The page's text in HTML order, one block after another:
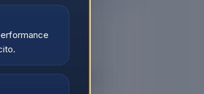
i prezzi e acquistare.